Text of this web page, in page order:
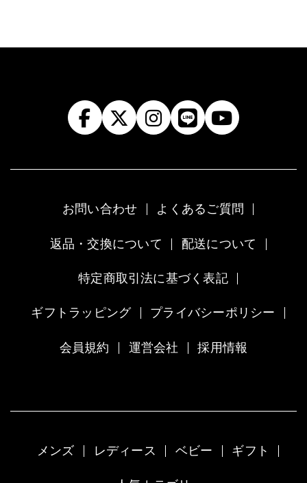
お問い合わせ よくあるご質問
返品・交換について 配送について
特定商取引法に基づく表記
ギフトラッピング プライバシーポリシー
会員規約 運営会社 採用情報
メンズ レディース ベビー ギフト